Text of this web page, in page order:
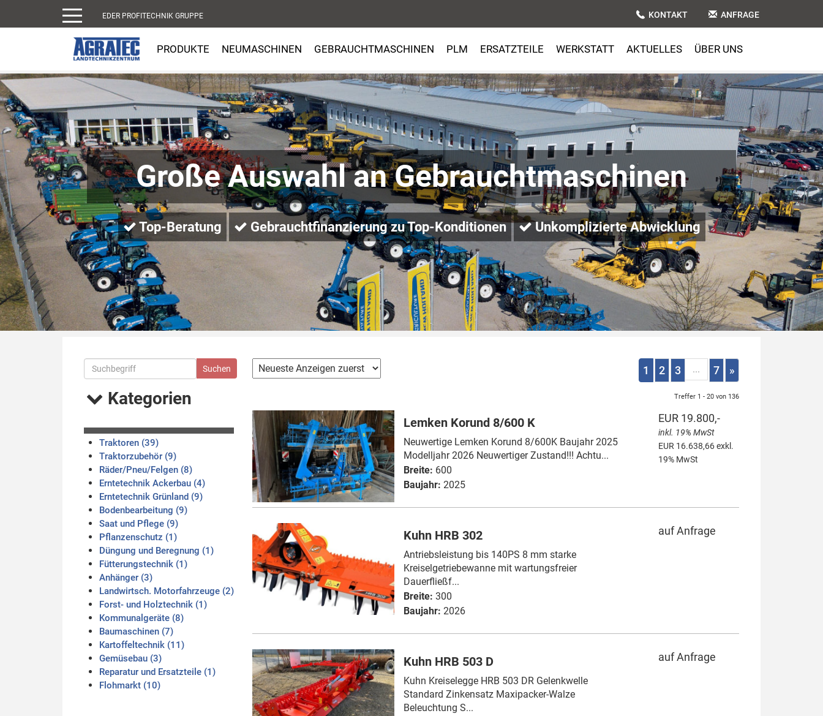
EDER PROFITECHNIK GRUPPE KONTAKT ANFRAGE
PRODUKTE NEUMASCHINEN GEBRAUCHTMASCHINEN PLM ERSATZTEILE WERKSTATT AKTUELLES ÜBER UNS
Große Auswahl an Gebrauchtmaschinen
Top-Beratung Gebrauchtfinanzierung zu Top-Konditionen Unkomplizierte Abwicklung
Kategorien
Traktoren (39)
Traktorzubehör (9)
Räder/Pneu/Felgen (8)
Erntetechnik Ackerbau (4)
Erntetechnik Grünland (9)
Bodenbearbeitung (9)
Saat und Pflege (9)
Pflanzenschutz (1)
Düngung und Beregnung (1)
Fütterungstechnik (1)
Anhänger (3)
Landwirtsch. Motorfahrzeuge (2)
Forst- und Holztechnik (1)
Kommunalgeräte (8)
Baumaschinen (7)
Kartoffeltechnik (11)
Gemüsebau (3)
Reparatur und Ersatzteile (1)
Flohmarkt (10)
1 2 3 ... 7 »
Treffer 1 - 20 von 136
Lemken Korund 8/600 K
Neuwertige Lemken Korund 8/600K Baujahr 2025
Modelljahr 2026 Neuwertiger Zustand!!! Achtu...
Breite: 600
Baujahr: 2025
EUR 19.800,-
inkl. 19% MwSt
EUR 16.638,66 exkl.
19% MwSt
Kuhn HRB 302
Antriebsleistung bis 140PS 8 mm starke
Kreiselgetriebewanne mit wartungsfreier
Dauerfließf...
Breite: 300
Baujahr: 2026
auf Anfrage
Kuhn HRB 503 D
Kuhn Kreiselegge HRB 503 DR Gelenkwelle
Standard Zinkensatz Maxipacker-Walze
Beleuchtung S...
auf Anfrage